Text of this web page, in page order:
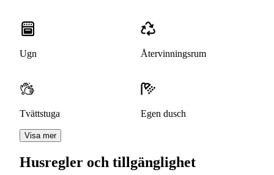
Ugn Återvinningsrum
Tvättstuga Egen dusch
Visa mer
Husregler och tillgänglighet